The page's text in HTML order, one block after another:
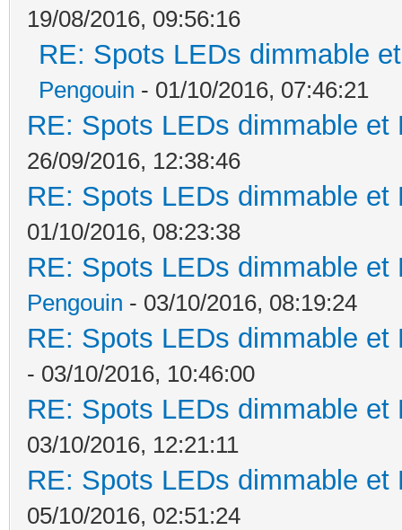
19/08/2016, 09:56:16
RE: Spots LEDs dimmable
Pengouin - 01/10/2016, 07:46:21
RE: Spots LEDs dimmable
26/09/2016, 12:38:46
RE: Spots LEDs dimmable
01/10/2016, 08:23:38
RE: Spots LEDs dimmable
Pengouin - 03/10/2016, 08:19:24
RE: Spots LEDs dimmable
- 03/10/2016, 10:46:00
RE: Spots LEDs dimmable
03/10/2016, 12:21:11
RE: Spots LEDs dimmable
05/10/2016, 02:51:24